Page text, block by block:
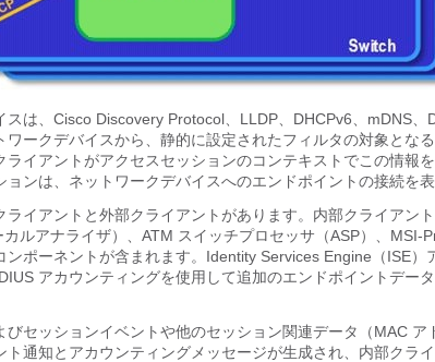
スは、Cisco Discovery Protocol、LLDP、DHCPv6、mDNS、
ワークデバイスから、静的に設定されたフィルタの対象とな
ライアントがアクセスセッションのコンテキストでこの情報
ンは、ネットワークデバイスへのエンドポイントの接続を表
イアントと外部クライアントがあります。内部クライアン
ルアナライザ）、ATM スイッチプロセッサ（ASP）、MSI-
ンポーネントが含まれます。Identity Services Engine（ISE）
アカウンティングを使用して追加のエンドポイントデー
びセッションイベントや他のセッション関連データ（MAC ア
ト通知とアカウンティングメッセージが生成され、内部クラ